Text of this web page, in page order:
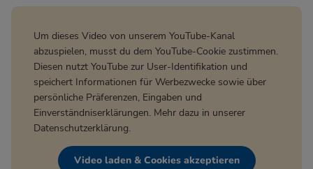
Um dieses Video von unserem YouTube-Kanal
abzuspielen, musst du dem YouTube-Cookie zustimmen.
Diesen nutzt YouTube zur User-Identifikation und
speichert Informationen für Werbezwecke sowie über
persönliche Präferenzen, Eingaben und
Einverständniserklärungen. Mehr dazu in unserer
Datenschutzerklärung.
Video laden & Cookies akzeptieren